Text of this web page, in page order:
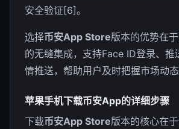
安全验证[6]。
选择币安App Store版本的优势在
的无缝集成，支持Face ID登录、推
情推送，帮助用户及时把握市场动态
苹果手机下载币安App的详细步骤
下载币安App Store版本的核心在